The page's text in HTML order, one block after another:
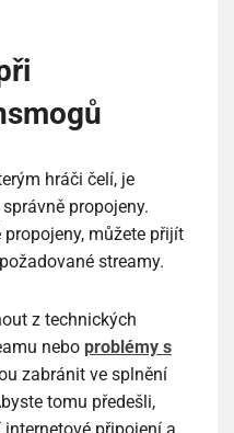
hráči čelí, je
propojeny.
můžete přijít
streamy.
z technických
nebo problémy s
zabránit ve splnění
tomu předešli,